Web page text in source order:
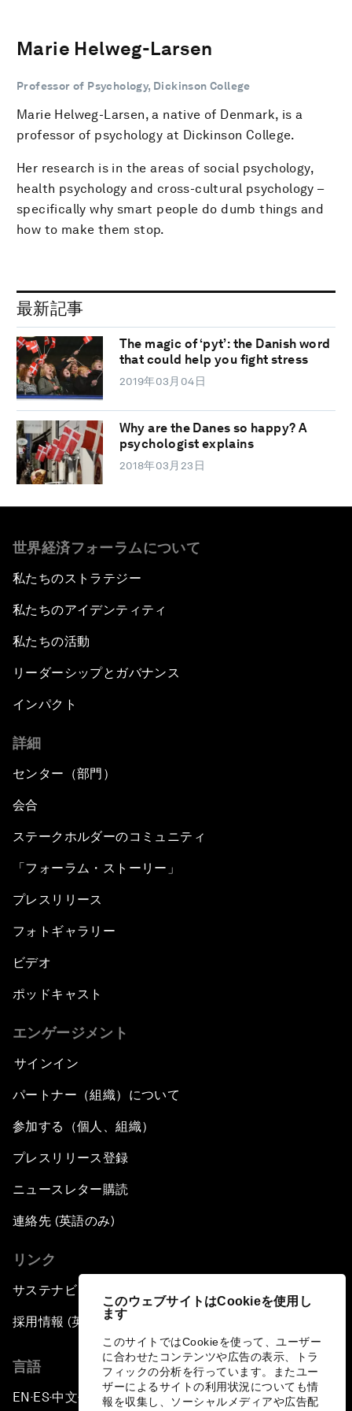
このウェブサイトはCookieを使用し
ます
このサイトではCookieを使って、ユーザー
に合わせたコンテンツや広告の表示、トラ
フィックの分析を行っています。またユー
ザーによるサイトの利用状況についても情
報を収集し、ソーシャルメディアや広告配
Marie Helweg-Larsen
Professor of Psychology, Dickinson College
Marie Helweg-Larsen, a native of Denmark, is a
professor of psychology at Dickinson College.
Her research is in the areas of social psychology,
health psychology and cross-cultural psychology –
specifically why smart people do dumb things and
how to make them stop.
最新記事
The magic of ‘pyt’: the Danish word
that could help you fight stress
2019年03月04日
Why are the Danes so happy? A
psychologist explains
2018年03月23日
世界経済フォーラムについて
私たちのストラテジー
私たちのアイデンティティ
私たちの活動
リーダーシップとガバナンス
インパクト
詳細
センター（部門）
会合
ステークホルダーのコミュニティ
「フォーラム・ストーリー」
プレスリリース
フォトギャラリー
ビデオ
ポッドキャスト
エンゲージメント
サインイン
パートナー（組織）について
参加する（個人、組織）
プレスリリース登録
ニュースレター購読
連絡先 (英語のみ)
リンク
サステナビリティへの取り組み
採用情報 (英語のみ)
言語
EN ▪ES▪中文▪ 日本語